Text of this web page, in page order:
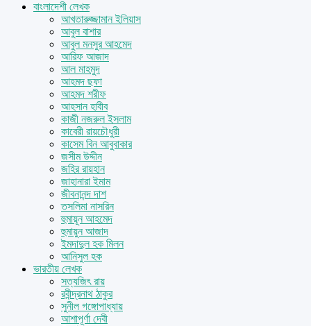
বাংলাদেশী লেখক
আখতারুজ্জামান ইলিয়াস
আবুল বাশার
আবুল মনসুর আহমেদ
আরিফ আজাদ
আল মাহমুদ
আহমদ ছফা
আহমদ শরীফ
আহসান হাবীব
কাজী নজরুল ইসলাম
কাবেরী রায়চৌধুরী
কাসেম বিন আবুবাকার
জসীম উদ্দীন
জহির রায়হান
জাহানারা ইমাম
জীবনানন্দ দাশ
তসলিমা নাসরিন
হুমায়ূন আহমেদ
হুমায়ুন আজাদ
ইমদাদুল হক মিলন
আনিসুল হক
ভারতীয় লেখক
সত্যজিৎ রায়
রবীন্দ্রনাথ ঠাকুর
সুনীল গঙ্গোপাধ্যায়
আশাপূর্ণা দেবী